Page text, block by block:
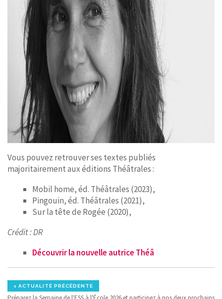
CONTACT
Vous pouvez retrouver ses textes publiés
majoritairement aux éditions Théâtrales :
Mobil home, éd. Théâtrales (2023),
Pingouin, éd. Théâtrales (2021),
Sur la tête de Rogée (2020),
Crédit : DR
Découvrir la nouvelle autrice Théâ
< ACTUALITÉ PRÉCÉDENTE